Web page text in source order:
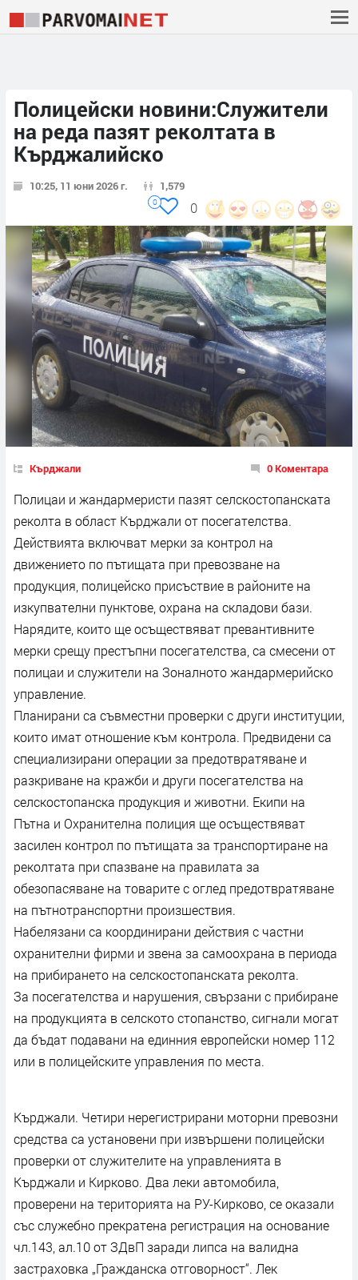
Полицейски новини:Служители
на реда пазят реколтата в
Кърджалийско
10:25, 11 юни 2026 г. 1,579
0
0
Кърджали 0 Коментара
Полицаи и жандармеристи пазят селскостопанската
реколта в област Кърджали от посегателства.
Действията включват мерки за контрол на
движението по пътищата при превозване на
продукция, полицейско присъствие в районите на
изкупвателни пунктове, охрана на складови бази.
Нарядите, които ще осъществяват превантивните
мерки срещу престъпни посегателства, са смесени от
полицаи и служители на Зоналното жандармерийско
управление.
Планирани са съвместни проверки с други институции,
които имат отношение към контрола. Предвидени са
специализирани операции за предотвратяване и
разкриване на кражби и други посегателства на
селскостопанска продукция и животни. Екипи на
Пътна и Охранителна полиция ще осъществяват
засилен контрол по пътищата за транспортиране на
реколтата при спазване на правилата за
обезопасяване на товарите с оглед предотвратяване
на пътнотранспортни произшествия.
Набелязани са координирани действия с частни
охранителни фирми и звена за самоохрана в периода
на прибирането на селскостопанската реколта.
За посегателства и нарушения, свързани с прибиране
на продукцията в селското стопанство, сигнали могат
да бъдат подавани на единния европейски номер 112
или в полицейските управления по места.
Кърджали. Четири нерегистрирани моторни превозни
средства са установени при извършени полицейски
проверки от служителите на управленията в
Кърджали и Кирково. Два леки автомобила,
проверени на територията на РУ-Кирково, се оказали
със служебно прекратена регистрация на основание
чл.143, ал.10 от ЗДвП заради липса на валидна
застраховка „Гражданска отговорност“. Лек